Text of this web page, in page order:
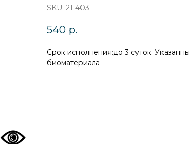
SKU: 21-403
540 р.
Cрок исполнения:до 3 суток.
биоматериала